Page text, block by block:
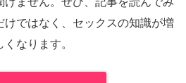
けではなく、セックスの知識が増
なります。